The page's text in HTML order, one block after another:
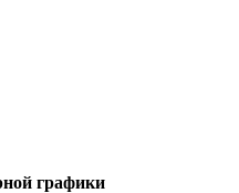
графики